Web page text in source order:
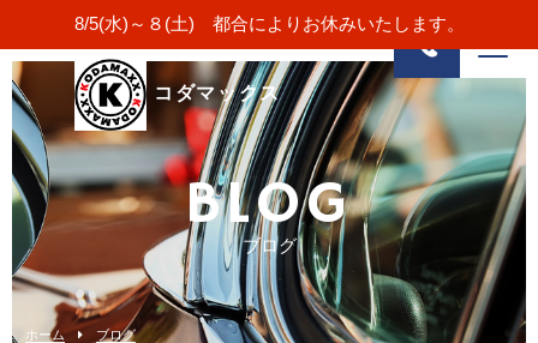
8/5(水)～８(土) 都合によりお休みいたします。
コダマックス
BLOG
ブログ
ホーム ブログ